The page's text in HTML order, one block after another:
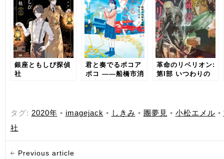
銀座ともしび探偵
社
君と奏でるポコア
ポコ ――船橋市消
革命のリベリオン:
第I部 いつわりの
タグ: 2020年 • imagejack • しきみ • 團夢見 • 小松エメル •
社
Previous article